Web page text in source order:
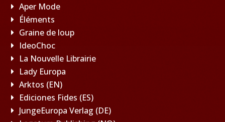
Aper Mode
Éléments
Graine de loup
IdeoChoc
La Nouvelle Librairie
Lady Europa
Arktos (EN)
Ediciones Fides (ES)
JungeEuropa Verlag (DE)